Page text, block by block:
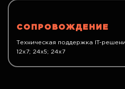
СОПРОВОЖДЕНИЕ
Техническая поддержка IT-
12x7; 24x5; 24x7